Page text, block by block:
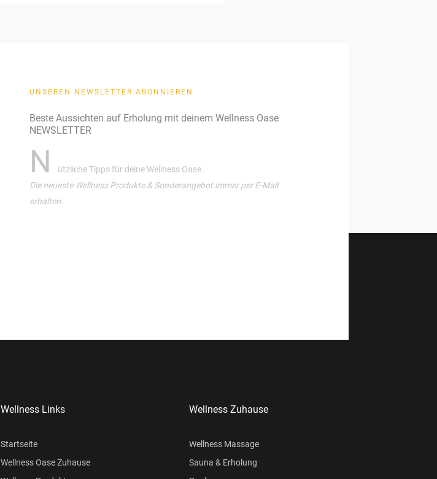
UNSEREN NEWSLETTER ABONNIEREN
Beste Aussichten auf Erholung mit deinem Wellness Oase
NEWSLETTER
N
ützliche Tipps für deine Wellness Oase.
Die neueste Wellness Produkte & Sonderangebot immer per E-Mail
erhalten.
Wellness Links
Startseite
Wellness Oase Zuhause
Wellness Zuhause
Wellness Massage
Sauna & Erholung